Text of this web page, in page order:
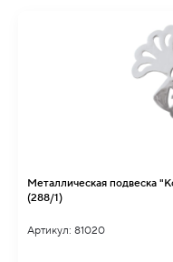
Металлическая подвеска
(288/1)
Артикул: 81020